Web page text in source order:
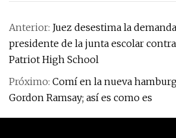
Anterior: Juez desestima la
presidente de la junta escolar
Patriot High School
Próximo: Comí en la nueva
Gordon Ramsay; así es como es